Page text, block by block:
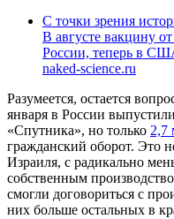
С точки зрения
В августе вакцину
России, теперь в
naked-science.ru
Разумеется, остается
января в России
«Спутника», но только 2,7
гражданский оборот. Это
Израиля, с радикально
собственным
смогли договориться с
них больше остальных в